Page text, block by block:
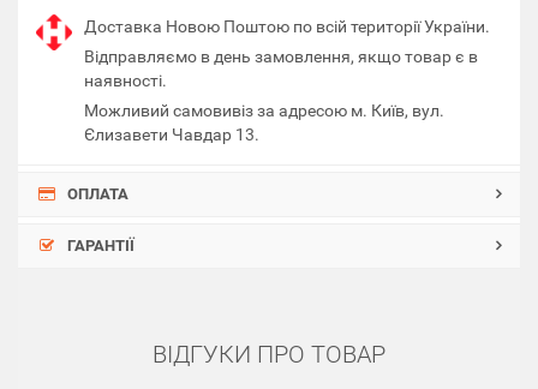
Доставка Новою Поштою по всій території України.
Відправляємо в день замовлення, якщо товар є в
наявності.
Можливий самовивіз за адресою м. Київ, вул.
Єлизавети Чавдар 13.
ОПЛАТА
ГАРАНТІЇ
ВІДГУКИ ПРО ТОВАР